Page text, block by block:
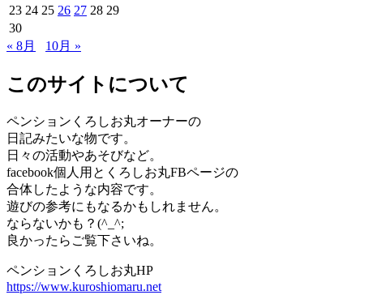
23 24 25 26 27 28 29
30
« 8月
10月 »
このサイトについて
ペンションくろしお丸オーナーの
日記みたいな物です。
日々の活動やあそびなど。
facebook個人用とくろしお丸FBページの
合体したような内容です。
遊びの参考にもなるかもしれません。
ならないかも？(^_^;
良かったらご覧下さいね。
ペンションくろしお丸HP
https://www.kuroshiomaru.net